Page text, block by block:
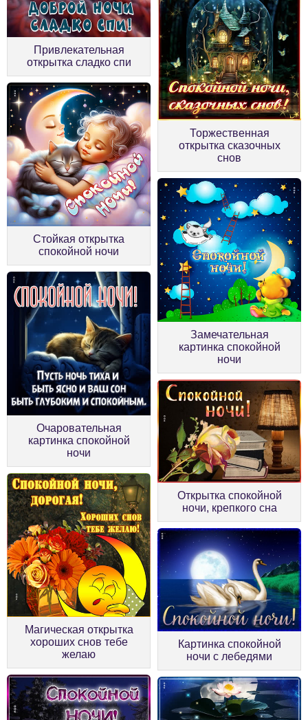
Привлекательная
открытка сладко спи
Стойкая открытка
спокойной ночи
Торжественная
открытка сказочных
снов
Очаровательная
картинка спокойной
ночи
Замечательная
картинка спокойной
ночи
Магическая открытка
хороших снов тебе
желаю
Открытка спокойной
ночи, крепкого сна
Картинка спокойной
ночи с лебедями